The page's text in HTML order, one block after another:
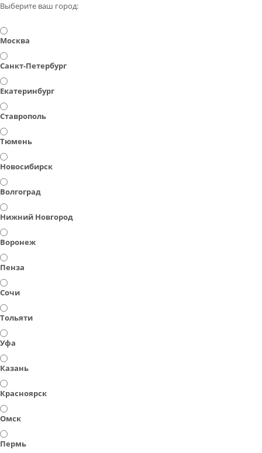
Выберите ваш город:
Москва
Санкт-Петербург
Екатеринбург
Ставрополь
Тюмень
Новосибирск
Волгоград
Нижний Новгород
Воронеж
Пенза
Сочи
Тольяти
Уфа
Казань
Красноярск
Омск
Пермь